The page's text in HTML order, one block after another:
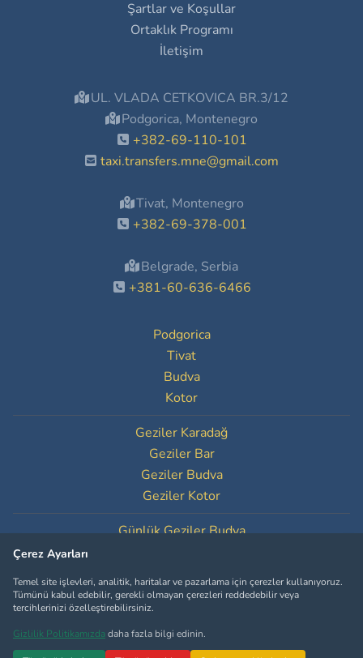
Şartlar ve Koşullar
Ortaklık Programı
İletişim
UL. VLADA CETKOVICA BR.3/12
Podgorica, Montenegro
+382-69-110-101
taxi.transfers.mne@gmail.com
Tivat, Montenegro
+382-69-378-001
Belgrade, Serbia
+381-60-636-6466
Podgorica
Tivat
Budva
Kotor
Geziler Karadağ
Geziler Bar
Geziler Budva
Geziler Kotor
Günlük Geziler Budva
Çerez Ayarları
Çerez Ayarları
Temel site işlevleri, analitik, haritalar ve pazarlama için çerezler kullanıyoruz.
Tümünü kabul edebilir, gerekli olmayan çerezleri reddedebilir veya
tercihlerinizi özelleştirebilirsiniz.
Gizlilik Politikamızdadaha fazla bilgi edinin.